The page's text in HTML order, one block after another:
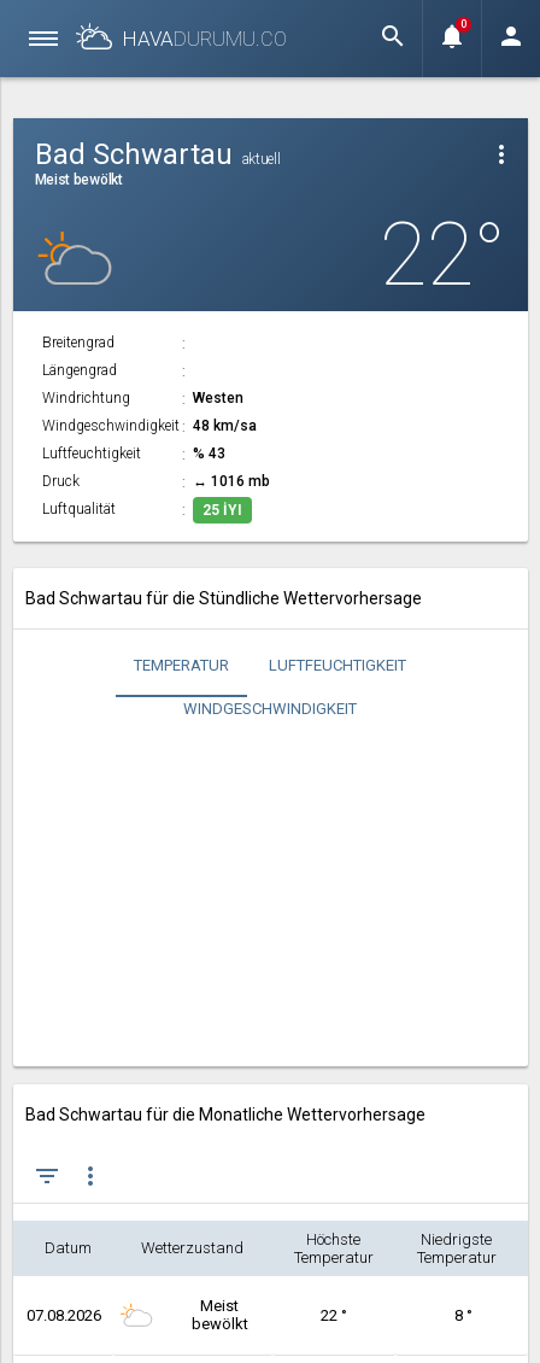
HAVADURUMU.CO search notifications
0 person
more_vert
Bad Schwartau
aktuell
Meist bewölkt
22°
Breitengrad
Längengrad
Windrichtung
Westen
Windgeschwindigkeit
48 km/sa
Luftfeuchtigkeit
% 43
Druck
↔ 1016 mb
Luftqualität
25 İYI
Bad Schwartau für die Stündliche Wettervorhersage
TEMPERATUR LUFTFEUCHTIGKEIT
WINDGESCHWINDIGKEIT
Bad Schwartau für die Monatliche Wettervorhersage
filter_list more_vert
Datum Wetterzustand
Höchste
Temperatur
Niedrigste
Temperatur
07.08.2026
Meist
bewölkt
22 ° 8 °